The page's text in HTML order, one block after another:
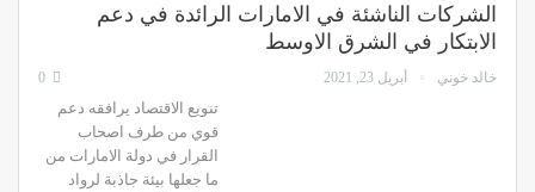
الشركات الناشئة في الامارات الرائدة في دعم
الابتكار في الشرق الاوسط
خالد خوني أبريل 23, 2021
تنويع الاقتصاد يرافقه دعم
قوي من طرف اصحاب
القرار في دولة الامارات من
ما جعلها بيئة جاذبة لرواد